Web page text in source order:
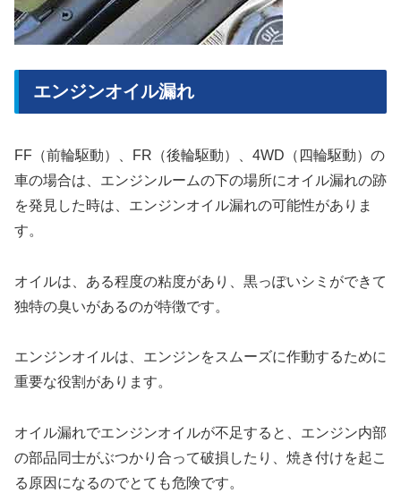
エンジンオイル漏れ
FF（前輪駆動）、FR（後輪駆動）、4WD（四輪駆動）の
車の場合は、エンジンルームの下の場所にオイル漏れの跡
を発見した時は、エンジンオイル漏れの可能性がありま
す。
オイルは、ある程度の粘度があり、黒っぽいシミができて
独特の臭いがあるのが特徴です。
エンジンオイルは、エンジンをスムーズに作動するために
重要な役割があります。
オイル漏れでエンジンオイルが不足すると、エンジン内部
の部品同士がぶつかり合って破損したり、焼き付けを起こ
る原因になるのでとても危険です。